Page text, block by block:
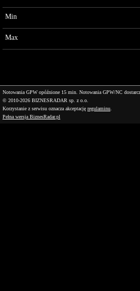
Min
Max
Notowania GPW opóźnione 15 min. Notowania GPW/NC
© 2010-2026 BIZNESRADAR sp. z o.o.
Korzystanie z serwisu oznacza akceptację regulaminu
Pełna wersja BiznesRadar.pl